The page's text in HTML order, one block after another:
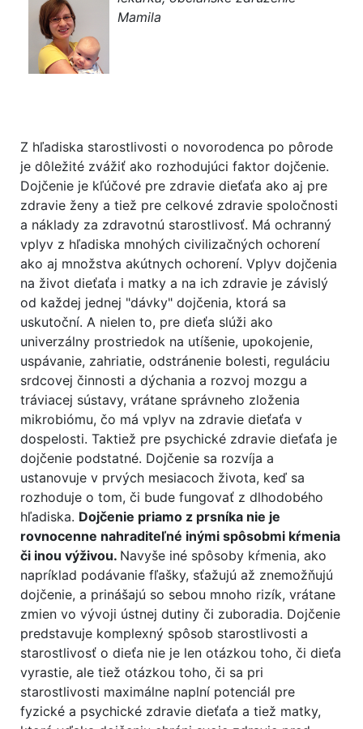
Mamila
Z hľadiska starostlivosti o novorodenca po pôrode
je dôležité zvážiť ako rozhodujúci faktor dojčenie.
Dojčenie je kľúčové pre zdravie dieťaťa ako aj pre
zdravie ženy a tiež pre celkové zdravie spoločnosti
a náklady za zdravotnú starostlivosť. Má ochranný
vplyv z hľadiska mnohých civilizačných ochorení
ako aj množstva akútnych ochorení. Vplyv dojčenia
na život dieťaťa i matky a na ich zdravie je závislý
od každej jednej "dávky" dojčenia, ktorá sa
uskutoční. A nielen to, pre dieťa slúži ako
univerzálny prostriedok na utíšenie, upokojenie,
uspávanie, zahriatie, odstránenie bolesti, reguláciu
srdcovej činnosti a dýchania a rozvoj mozgu a
tráviacej sústavy, vrátane správneho zloženia
mikrobiómu, čo má vplyv na zdravie dieťaťa v
dospelosti. Taktiež pre psychické zdravie dieťaťa je
dojčenie podstatné. Dojčenie sa rozvíja a
ustanovuje v prvých mesiacoch života, keď sa
rozhoduje o tom, či bude fungovať z dlhodobého
hľadiska. Dojčenie priamo z prsníka nie je
rovnocenne nahraditeľné inými spôsobmi kŕmenia
či inou výživou. Navyše iné spôsoby kŕmenia, ako
napríklad podávanie fľašky, sťažujú až znemožňujú
dojčenie, a prinášajú so sebou mnoho rizík, vrátane
zmien vo vývoji ústnej dutiny či zuboradia. Dojčenie
predstavuje komplexný spôsob starostlivosti a
starostlivosť o dieťa nie je len otázkou toho, či dieťa
vyrastie, ale tiež otázkou toho, či sa pri
starostlivosti maximálne naplní potenciál pre
fyzické a psychické zdravie dieťaťa a tiež matky,